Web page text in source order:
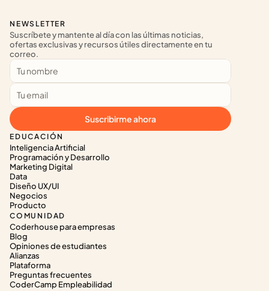
EDUCACIÓN
Inteligencia Artificial
Programación y Desarrollo
Marketing Digital
Data
Diseño UX/UI
Negocios
Producto
COMUNIDAD
Coderhouse para empresas
Blog
Opiniones de estudiantes
Alianzas
Plataforma
Preguntas frecuentes
CoderCamp Empleabilidad
NEWSLETTER
Suscríbete y mantente al día con las últimas noticias,
ofertas exclusivas y recursos útiles directamente en tu
correo.
Suscribirme ahora